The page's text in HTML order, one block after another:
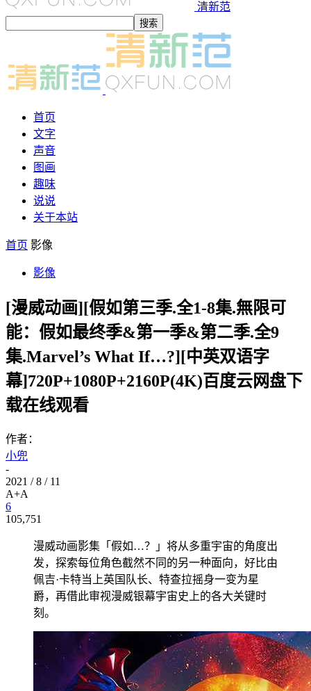
清新范
首页
文字
声音
图画
趣味
说说
关于本站
首页 影像
影像
[漫威动画][假如第三季.全1-8集.無限可
能：假如最终季&第一季&第二季.全9
集.Marvel’s What If…?][中英双语字
幕]720P+1080P+2160P(4K)百度云网盘下
载在线观看
作者：
小兜
-
2021 / 8 / 11
A+A
6
105,751
漫威动画影集「假如…？」将从多重宇宙的角度出
发，探索每位角色截然不同的另一种面向，好比由
佩吉·卡特当上英国队长、特查拉摇身一变为星
爵，再借此审视漫威银幕宇宙史上的各大关键时
刻。